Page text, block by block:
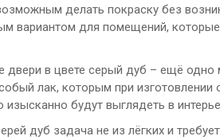
делать покраску без
вариантом для помещений,
двери в цвете серый дуб – ещё
лак, которым при
будут выглядеть в
дуб задача не из лёгких и